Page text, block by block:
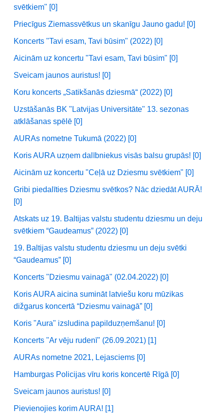
svētkiem" [0]
Priecīgus Ziemassvētkus un skanīgu Jauno gadu! [0]
Koncerts "Tavi esam, Tavi būsim" (2022) [0]
Aicinām uz koncertu "Tavi esam, Tavi būsim" [0]
Sveicam jaunos auristus! [0]
Koru koncerts „Satikšanās dziesmā“ (2022) [0]
Uzstāšanās BK "Latvijas Universitāte" 13. sezonas
atklāšanas spēlē [0]
AURAs nometne Tukumā (2022) [0]
Koris AURA uzņem dalībniekus visās balsu grupās! [0]
Aicinām uz koncertu "Ceļā uz Dziesmu svētkiem" [0]
Gribi piedalīties Dziesmu svētkos? Nāc dziedāt AURĀ!
[0]
Atskats uz 19. Baltijas valstu studentu dziesmu un deju
svētkiem “Gaudeamus” (2022) [0]
19. Baltijas valstu studentu dziesmu un deju svētki
“Gaudeamus” [0]
Koncerts "Dziesmu vainagā" (02.04.2022) [0]
Koris AURA aicina sumināt latviešu koru mūzikas
dižgarus koncertā “Dziesmu vainagā” [0]
Koris "Aura" izsludina papilduzņemšanu! [0]
Koncerts "Ar vēju rudenī" (26.09.2021) [1]
AURAs nometne 2021, Lejasciems [0]
Hamburgas Policijas vīru koris koncertē Rīgā [0]
Sveicam jaunos auristus! [0]
Pievienojies korim AURA! [1]